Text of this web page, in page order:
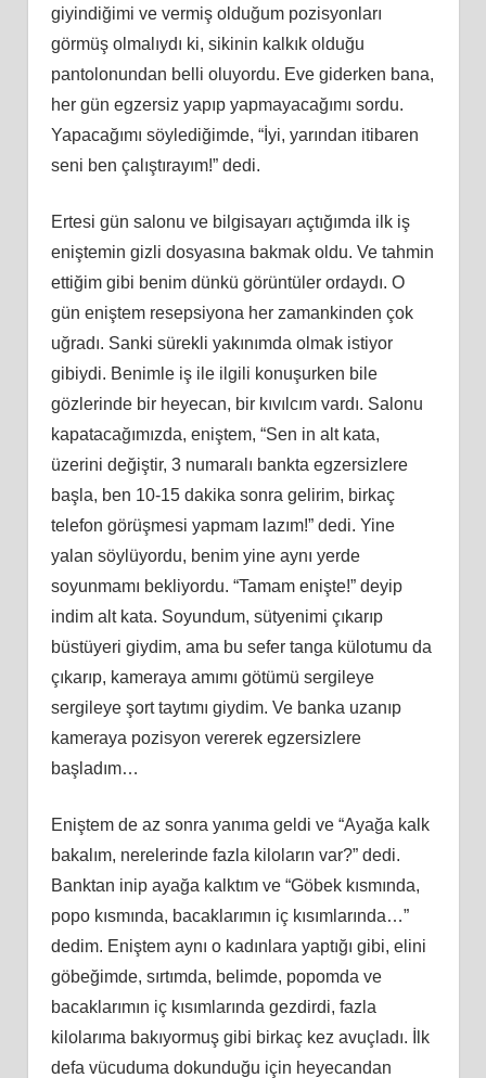
giyindiğimi ve vermiş olduğum pozisyonları
görmüş olmalıydı ki, sikinin kalkık olduğu
pantolonundan belli oluyordu. Eve giderken bana,
her gün egzersiz yapıp yapmayacağımı sordu.
Yapacağımı söylediğimde, “İyi, yarından itibaren
seni ben çalıştırayım!” dedi.
Ertesi gün salonu ve bilgisayarı açtığımda ilk iş
eniştemin gizli dosyasına bakmak oldu. Ve tahmin
ettiğim gibi benim dünkü görüntüler ordaydı. O
gün eniştem resepsiyona her zamankinden çok
uğradı. Sanki sürekli yakınımda olmak istiyor
gibiydi. Benimle iş ile ilgili konuşurken bile
gözlerinde bir heyecan, bir kıvılcım vardı. Salonu
kapatacağımızda, eniştem, “Sen in alt kata,
üzerini değiştir, 3 numaralı bankta egzersizlere
başla, ben 10-15 dakika sonra gelirim, birkaç
telefon görüşmesi yapmam lazım!” dedi. Yine
yalan söylüyordu, benim yine aynı yerde
soyunmamı bekliyordu. “Tamam enişte!” deyip
indim alt kata. Soyundum, sütyenimi çıkarıp
büstüyeri giydim, ama bu sefer tanga külotumu da
çıkarıp, kameraya amımı götümü sergileye
sergileye şort taytımı giydim. Ve banka uzanıp
kameraya pozisyon vererek egzersizlere
başladım…
Eniştem de az sonra yanıma geldi ve “Ayağa kalk
bakalım, nerelerinde fazla kiloların var?” dedi.
Banktan inip ayağa kalktım ve “Göbek kısmında,
popo kısmında, bacaklarımın iç kısımlarında…”
dedim. Eniştem aynı o kadınlara yaptığı gibi, elini
göbeğimde, sırtımda, belimde, popomda ve
bacaklarımın iç kısımlarında gezdirdi, fazla
kilolarıma bakıyormuş gibi birkaç kez avuçladı. İlk
defa vücuduma dokunduğu için heyecandan